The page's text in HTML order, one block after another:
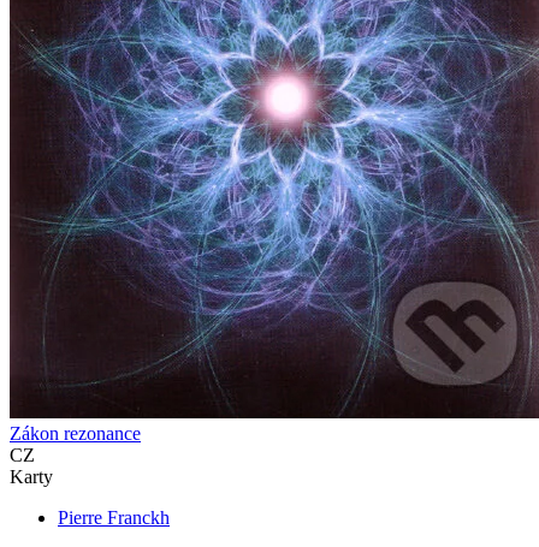
Zákon rezonance
CZ
Karty
Pierre Franckh